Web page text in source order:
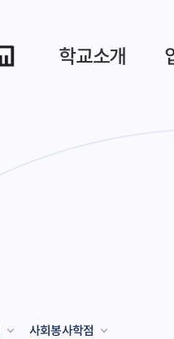
학교소개
사회봉사학점